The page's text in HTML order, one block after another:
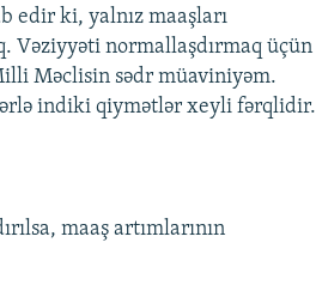
edir ki, yalnız maaşları
Vəziyyəti normallaşdırmaq üçün
Məclisin sədr müaviniyəm.
indiki qiymətlər xeyli fərqlidir.
maaş artımlarının